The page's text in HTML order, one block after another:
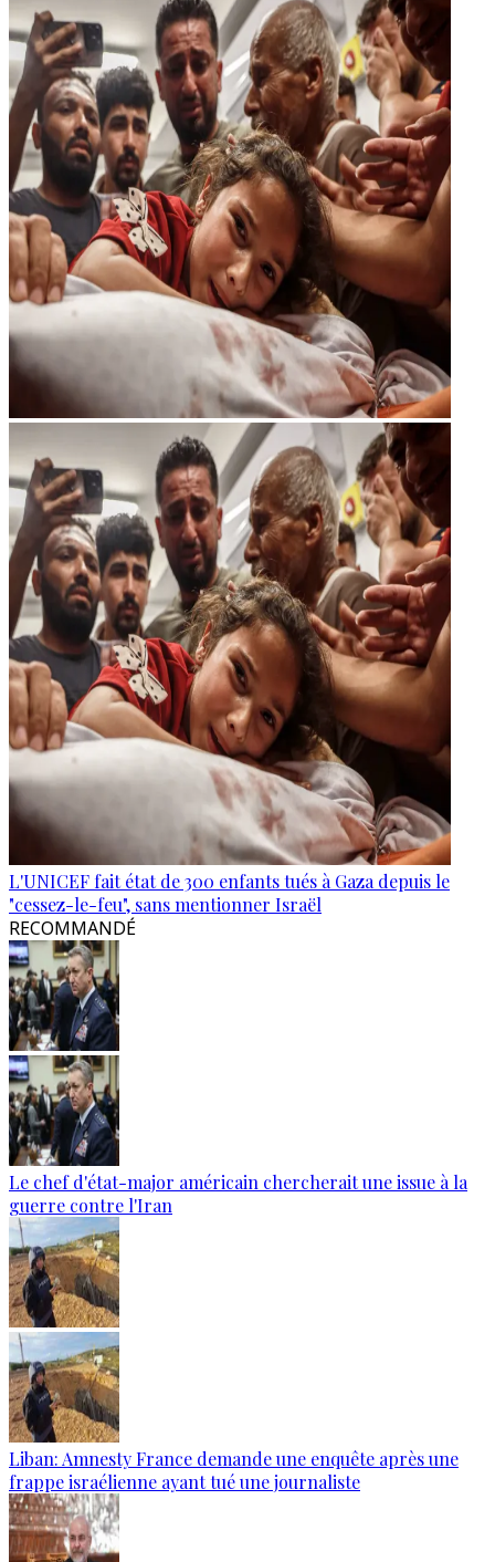
L'UNICEF fait état de 300 enfants tués à Gaza depuis le
"cessez-le-feu", sans mentionner Israël
RECOMMANDÉ
Le chef d'état-major américain chercherait une issue à la
guerre contre l'Iran
Liban: Amnesty France demande une enquête après une
frappe israélienne ayant tué une journaliste